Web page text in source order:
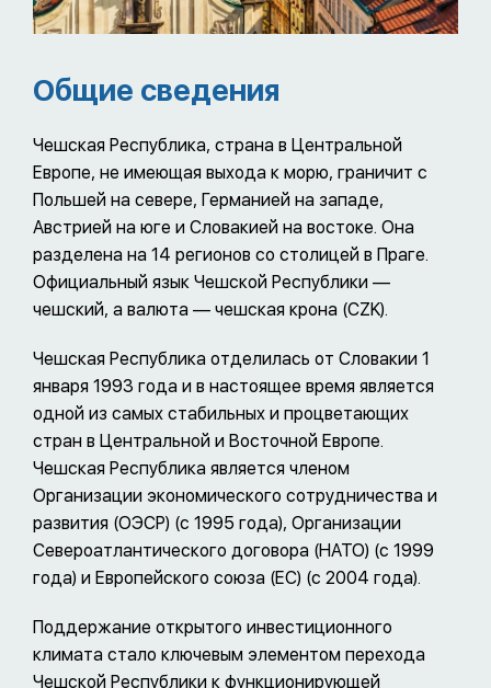
Общие сведения
Чешская Республика, страна в Центральной
Европе, не имеющая выхода к морю, граничит с
Польшей на севере, Германией на западе,
Австрией на юге и Словакией на востоке. Она
разделена на 14 регионов со столицей в Праге.
Официальный язык Чешской Республики —
чешский, а валюта — чешская крона (CZK).
Чешская Республика отделилась от Словакии 1
января 1993 года и в настоящее время является
одной из самых стабильных и процветающих
стран в Центральной и Восточной Европе.
Чешская Республика является членом
Организации экономического сотрудничества и
развития (ОЭСР) (с 1995 года), Организации
Североатлантического договора (НАТО) (с 1999
года) и Европейского союза (ЕС) (с 2004 года).
Поддержание открытого инвестиционного
климата стало ключевым элементом перехода
Чешской Республики к функционирующей